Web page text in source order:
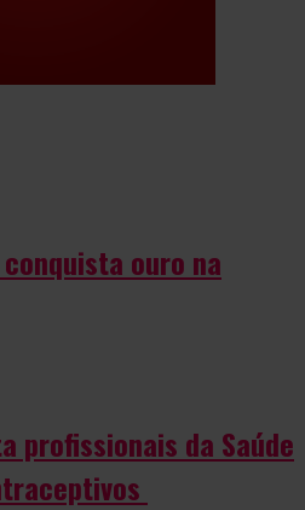
ouro na
profissionais da Saúde